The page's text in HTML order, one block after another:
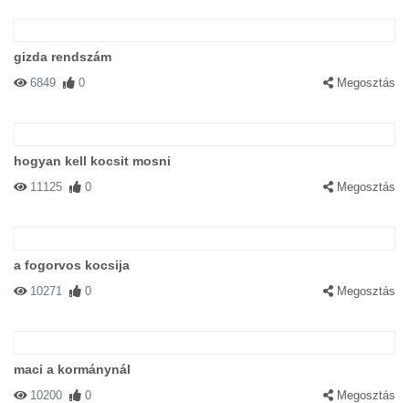
gizda rendszám
6849 0 Megosztás
hogyan kell kocsit mosni
11125 0 Megosztás
a fogorvos kocsija
10271 0 Megosztás
maci a kormánynál
10200 0 Megosztás